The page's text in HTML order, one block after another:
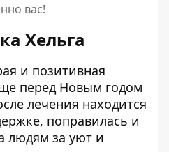
вас!
Хельга
и позитивная
перед Новым годом
лечения находится
поправилась и
людям за уют и